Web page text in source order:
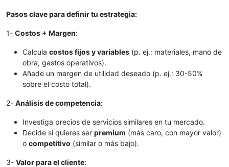
Pasos clave para definir tu estrategia:
1- Costos + Margen:
Calcula costos fijos y variables (p. ej.: materiales, mano de
obra, gastos operativos).
Añade un margen de utilidad deseado (p. ej.: 30-50%
sobre el costo total).
2- Análisis de competencia:
Investiga precios de servicios similares en tu mercado.
Decide si quieres ser premium (más caro, con mayor valor)
o competitivo (similar o más bajo).
3- Valor para el cliente: